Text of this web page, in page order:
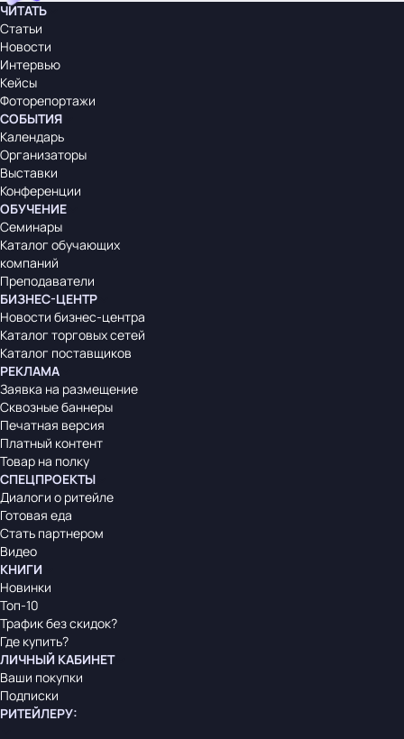
ЧИТАТЬ
Статьи
Новости
Интервью
Кейсы
Фоторепортажи
СОБЫТИЯ
Календарь
Организаторы
Выставки
Конференции
ОБУЧЕНИЕ
Семинары
Каталог обучающих
компаний
Преподаватели
БИЗНЕС-ЦЕНТР
Новости бизнес-центра
Каталог торговых сетей
Каталог поставщиков
РЕКЛАМА
Заявка на размещение
Сквозные баннеры
Печатная версия
Платный контент
Товар на полку
СПЕЦПРОЕКТЫ
Диалоги о ритейле
Готовая еда
Стать партнером
Видео
КНИГИ
Новинки
Топ-10
Трафик без скидок?
Где купить?
ЛИЧНЫЙ КАБИНЕТ
Ваши покупки
Подписки
РИТЕЙЛЕРУ: